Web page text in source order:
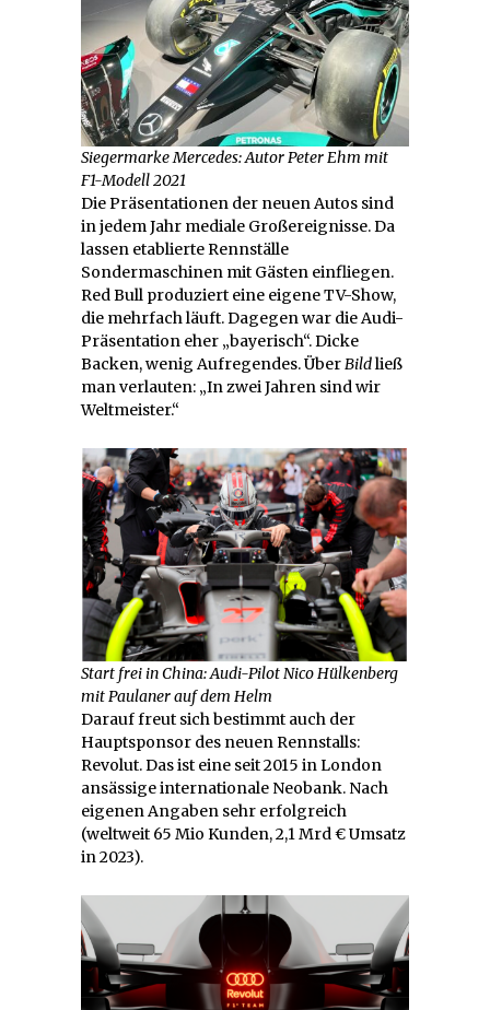
Siegermarke Mercedes: Autor Peter Ehm mit
F1-Modell 2021
Die Präsentationen der neuen Autos sind
in jedem Jahr mediale Großereignisse. Da
lassen etablierte Rennställe
Sondermaschinen mit Gästen einfliegen.
Red Bull produziert eine eigene TV-Show,
die mehrfach läuft. Dagegen war die Audi-
Präsentation eher „bayerisch“. Dicke
Backen, wenig Aufregendes. ÜberBildließ
man verlauten: „In zwei Jahren sind wir
Weltmeister.“
Start frei in China: Audi-Pilot Nico Hülkenberg
mit Paulaner auf dem Helm
Darauf freut sich bestimmt auch der
Hauptsponsor des neuen Rennstalls:
Revolut. Das ist eine seit 2015 in London
ansässige internationale Neobank. Nach
eigenen Angaben sehr erfolgreich
(weltweit 65 Mio Kunden, 2,1 Mrd € Umsatz
in 2023).